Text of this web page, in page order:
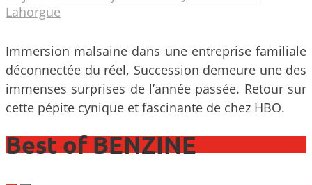
Lahorgue
Immersion malsaine dans une entreprise familiale
déconnectée du réel, Succession demeure une des
immenses surprises de l’année passée. Retour sur
cette pépite cynique et fascinante de chez HBO.
Best of BENZINE